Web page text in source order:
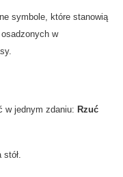
symbole, które stanowią
w
w jednym zdaniu: Rzuć